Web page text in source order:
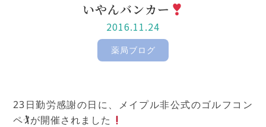
いやんバンカー
2016.11.24
薬局ブログ
23日勤労感謝の日に、メイプル非公式のゴルフコン
ペ🏌が開催されました